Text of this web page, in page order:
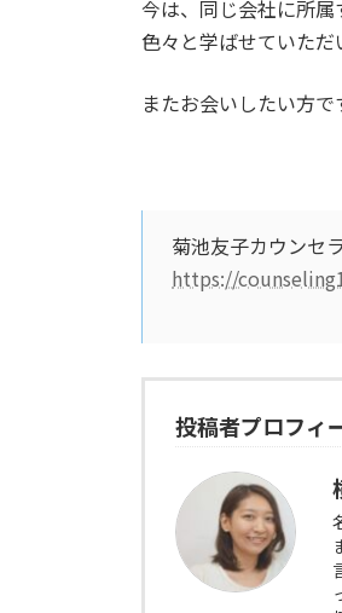
今は、同じ会社に所
色々と学ばせていただ
またお会いしたい方で
菊池友子カウンセ
https://
投稿者プロフィ